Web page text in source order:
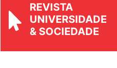
REVISTA
UNIVERSIDADE
& SOCIEDADE